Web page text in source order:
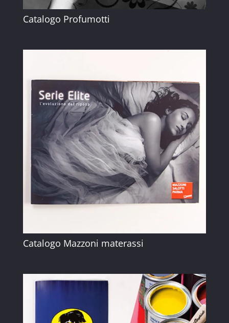
Catalogo Profumotti
Catalogo Mazzoni materassi